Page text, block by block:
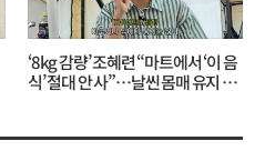
‘8kg 감량’ 조혜련 “마트에서 ‘이 음
식’ 절대 안 사”…날씬 몸매 유지 비